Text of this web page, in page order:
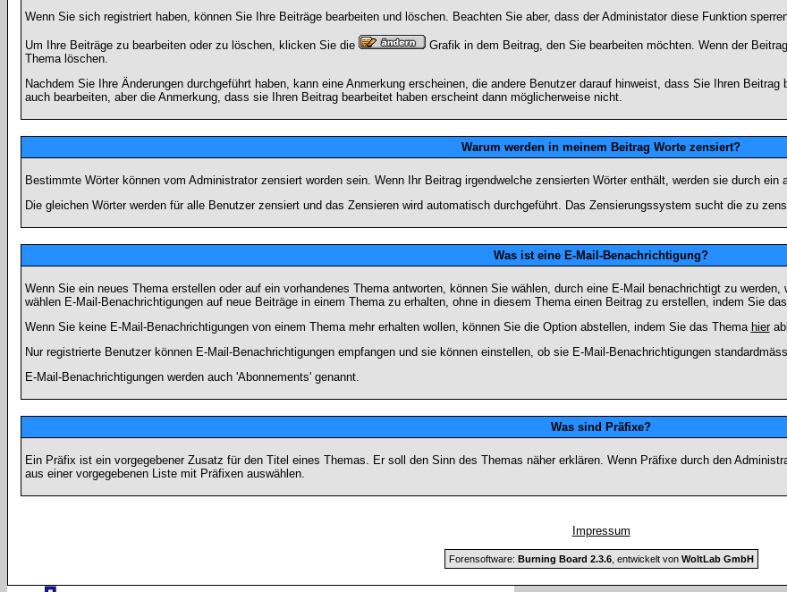
Wenn Sie sich registriert haben, können Sie Ihre Beiträge bearbeiten und löschen. Beachten Sie aber, dass der Administator diese Funktion
Um Ihre Beiträge zu bearbeiten oder zu löschen, klicken Sie die
Grafik in dem Beitrag, den Sie bearbeiten möchten. Wenn der
Thema löschen.
Nachdem Sie Ihre Änderungen durchgeführt haben, kann eine Anmerkung erscheinen, die andere Benutzer darauf hinweist, dass Sie Ihren
auch bearbeiten, aber die Anmerkung, dass sie Ihren Beitrag bearbeitet haben erscheint dann möglicherweise nicht.
Warum werden in meinem Beitrag Worte zensiert?
Bestimmte Wörter können vom Administrator zensiert worden sein. Wenn Ihr Beitrag irgendwelche zensierten Wörter enthält, werden sie durch ein
Die gleichen Wörter werden für alle Benutzer zensiert und das Zensieren wird automatisch durchgeführt. Das Zensierungssystem sucht die zu
Was ist eine E-Mail-Benachrichtigung?
Wenn Sie ein neues Thema erstellen oder auf ein vorhandenes Thema antworten, können Sie wählen, durch eine E-Mail benachrichtigt zu
wählen E-Mail-Benachrichtigungen auf neue Beiträge in einem Thema zu erhalten, ohne in diesem Thema einen Beitrag zu erstellen, indem Sie
Wenn Sie keine E-Mail-Benachrichtigungen von einem Thema mehr erhalten wollen, können Sie die Option abstellen, indem Sie das Thema hier
Nur registrierte Benutzer können E-Mail-Benachrichtigungen empfangen und sie können einstellen, ob sie E-Mail-Benachrichtigungen
E-Mail-Benachrichtigungen werden auch 'Abonnements' genannt.
Was sind Präfixe?
Ein Präfix ist ein vorgegebener Zusatz für den Titel eines Themas. Er soll den Sinn des Themas näher erklären. Wenn Präfixe durch den
aus einer vorgegebenen Liste mit Präfixen auswählen.
Impressum
Forensoftware: Burning Board 2.3.6, entwickelt von WoltLab GmbH